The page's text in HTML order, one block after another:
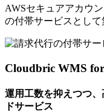
AWSセキュアアカウ
の付帯サービスとして
Cloudbric WMS
運用工数を抑えつつ
ドサービス